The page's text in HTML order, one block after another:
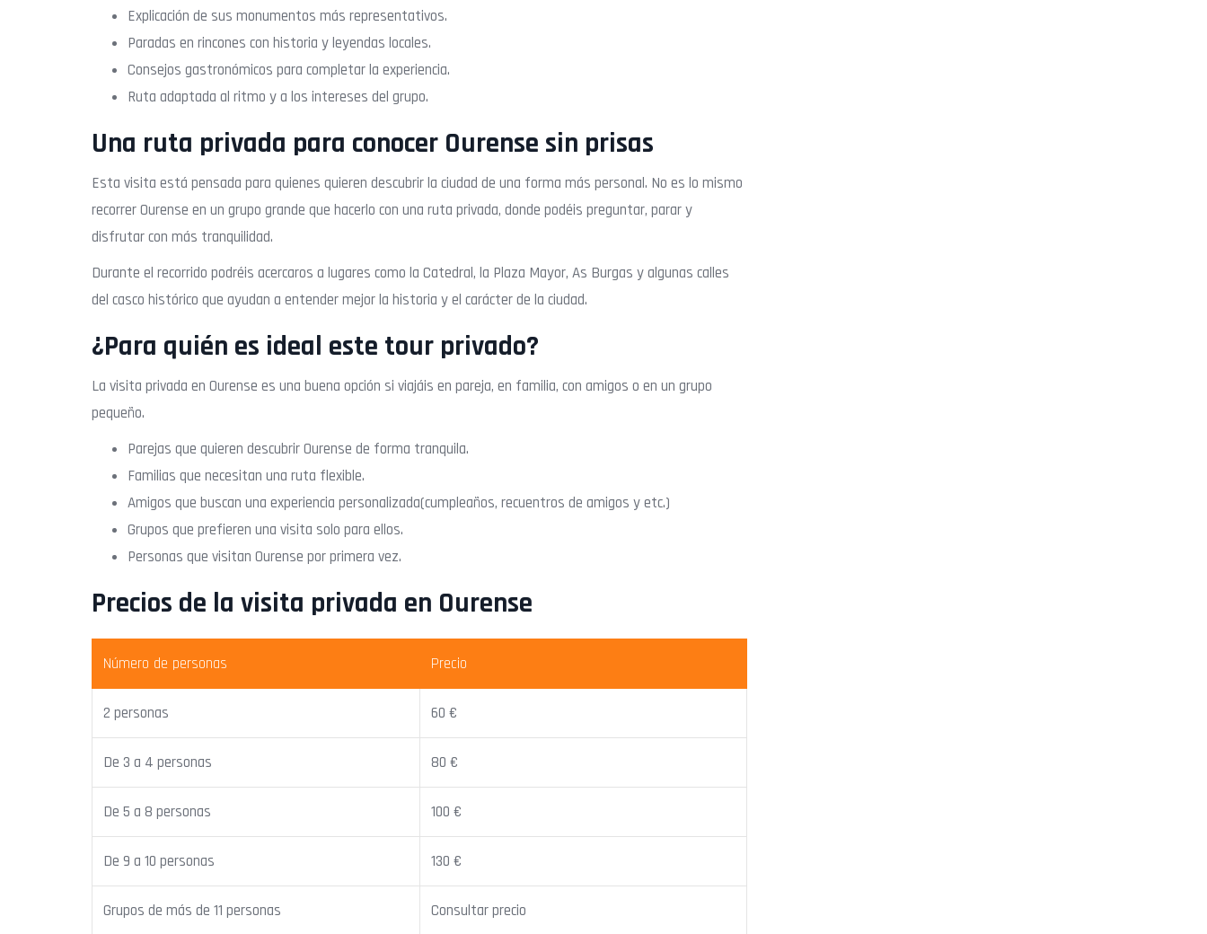
Explicación de sus monumentos más representativos.
Paradas en rincones con historia y leyendas locales.
Consejos gastronómicos para completar la experiencia.
Ruta adaptada al ritmo y a los intereses del grupo.
Una ruta privada para conocer Ourense sin prisas
Esta visita está pensada para quienes quieren descubrir la ciudad de una forma más personal. No es lo mismo
recorrer Ourense en un grupo grande que hacerlo con una ruta privada, donde podéis preguntar, parar y
disfrutar con más tranquilidad.
Durante el recorrido podréis acercaros a lugares como la Catedral, la Plaza Mayor, As Burgas y algunas calles
del casco histórico que ayudan a entender mejor la historia y el carácter de la ciudad.
¿Para quién es ideal este tour privado?
La visita privada en Ourense es una buena opción si viajáis en pareja, en familia, con amigos o en un grupo
pequeño.
Parejas que quieren descubrir Ourense de forma tranquila.
Familias que necesitan una ruta flexible.
Amigos que buscan una experiencia personalizada(cumpleaños, recuentros de amigos y etc.)
Grupos que prefieren una visita solo para ellos.
Personas que visitan Ourense por primera vez.
Precios de la visita privada en Ourense
Número de personas Precio
2 personas 60 €
De 3 a 4 personas 80 €
De 5 a 8 personas 100 €
De 9 a 10 personas 130 €
Grupos de más de 11 personas Consultar precio